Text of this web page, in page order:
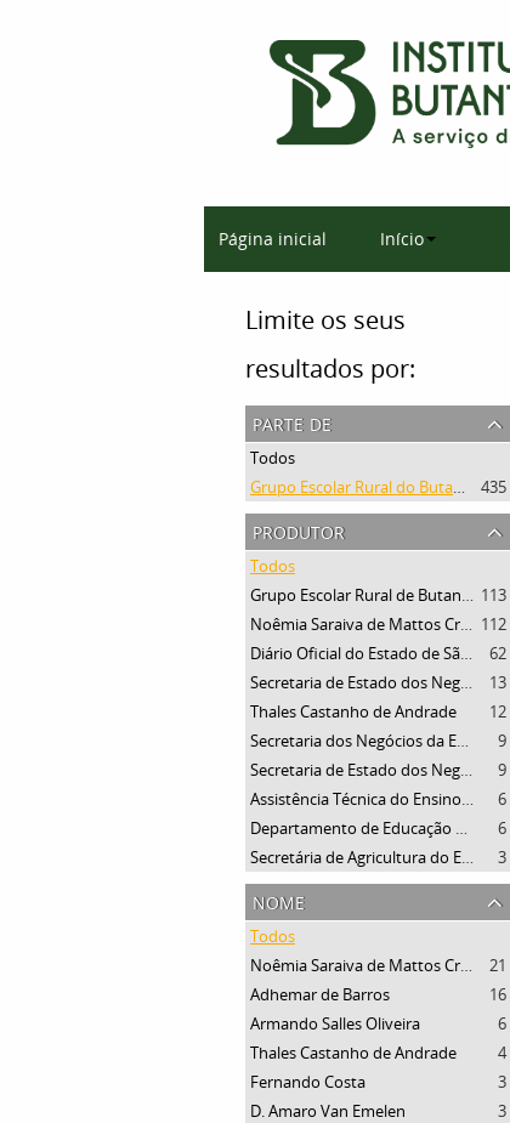
Página inicial Início
Limite os seus
resultados por:
parte de
Todos
Grupo Escolar Rural do Butantan
435
produtor
Todos
Grupo Escolar Rural de Butantan 113
Noêmia Saraiva de Mattos Cruz 112
Diário Oficial do Estado de São Paulo
62
Secretaria de Estado dos Negócios da Educação
13
Thales Castanho de Andrade
12
Secretaria dos Negócios da Educação e Saúde Pública
9
Secretaria de Estado dos Negócios do Governo
9
Assistência Técnica do Ensino Rural
6
Departamento de Educação de São Paulo
6
Secretária de Agricultura do Estado de São Paulo
3
nome
Todos
Noêmia Saraiva de Mattos Cruz
21
Adhemar de Barros
16
Armando Salles Oliveira
6
Thales Castanho de Andrade
4
Fernando Costa
3
D. Amaro Van Emelen
3